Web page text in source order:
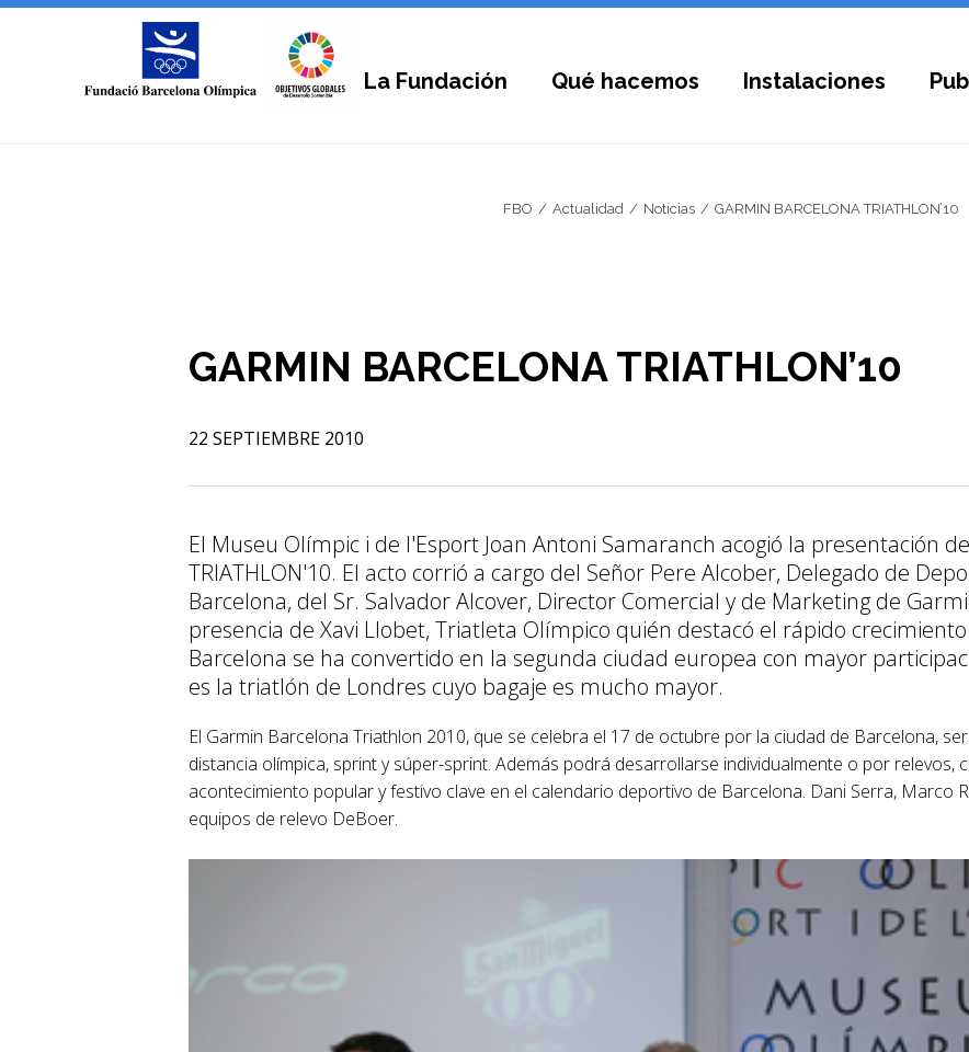
La Fundación Qué hacemos Instalaciones
FBO Actualidad Noticias GARMIN BARCELONA TRIATHLON’10
GARMIN BARCELONA TRIATHLON’10
22 SEPTIEMBRE 2010
El Museu Olímpic i de l'Esport Joan Antoni Samaranch acogió la presentación de
TRIATHLON'10. El acto corrió a cargo del Señor Pere Alcober, Delegado de
Barcelona, del Sr. Salvador Alcover, Director Comercial y de Marketing de
presencia de Xavi Llobet, Triatleta Olímpico quién destacó el rápido
Barcelona se ha convertido en la segunda ciudad europea con mayor
es la triatlón de Londres cuyo bagaje es mucho mayor.
El Garmin Barcelona Triathlon 2010, que se celebra el 17 de octubre por la ciudad de Barcelona,
distancia olímpica, sprint y súper-sprint. Además podrá desarrollarse individualmente o por relevos,
acontecimiento popular y festivo clave en el calendario deportivo de Barcelona. Dani Serra, Marco
equipos de relevo DeBoer.